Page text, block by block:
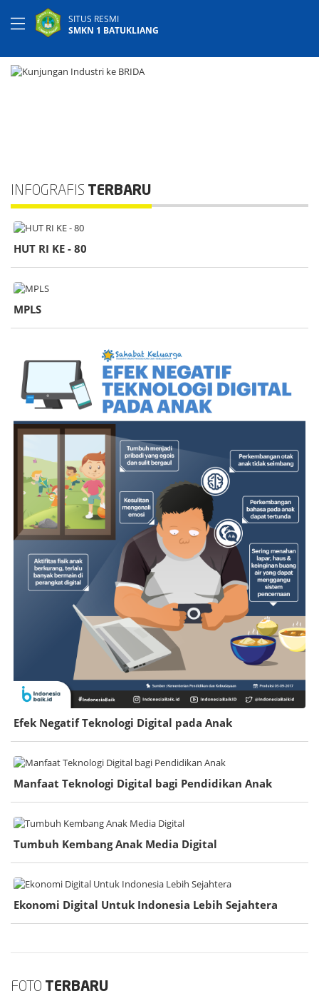
SITUS RESMI
SMKN 1 BATUKLIANG
INFOGRAFIS TERBARU
HUT RI KE - 80
MPLS
Efek Negatif Teknologi Digital pada Anak
Manfaat Teknologi Digital bagi Pendidikan Anak
Tumbuh Kembang Anak Media Digital
Ekonomi Digital Untuk Indonesia Lebih Sejahtera
FOTO TERBARU